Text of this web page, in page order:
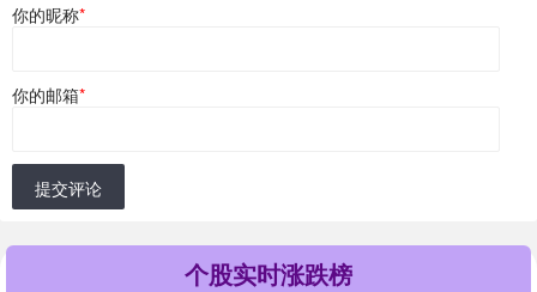
你的昵称*
你的邮箱*
提交评论
个股实时涨跌榜